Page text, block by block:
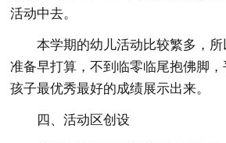
活动中去。
本学期的幼儿活动比较繁多，
准备早打算，不到临零临尾抱佛脚
孩子最优秀最好的成绩展示出来。
四、活动区创设